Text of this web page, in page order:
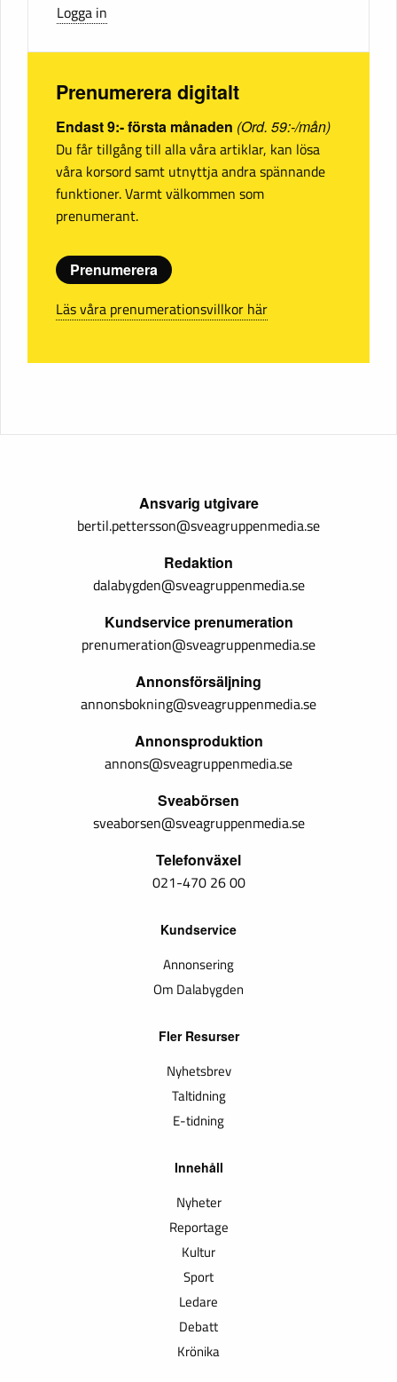
Logga in
Prenumerera digitalt
Endast 9:- första månaden (Ord. 59:-/mån)
Du får tillgång till alla våra artiklar, kan lösa
våra korsord samt utnyttja andra spännande
funktioner. Varmt välkommen som
prenumerant.
Prenumerera
Läs våra prenumerationsvillkor här
Ansvarig utgivare
bertil.pettersson@sveagruppenmedia.se
Redaktion
dalabygden@sveagruppenmedia.se
Kundservice prenumeration
prenumeration@sveagruppenmedia.se
Annonsförsäljning
annonsbokning@sveagruppenmedia.se
Annonsproduktion
annons@sveagruppenmedia.se
Sveabörsen
sveaborsen@sveagruppenmedia.se
Telefonväxel
021-470 26 00
Kundservice
Annonsering
Om Dalabygden
Fler Resurser
Nyhetsbrev
Taltidning
E-tidning
Innehåll
Nyheter
Reportage
Kultur
Sport
Ledare
Debatt
Krönika